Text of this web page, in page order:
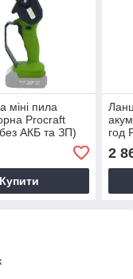
міні пила
Procraft
АКБ та ЗП)
Купити
год
2